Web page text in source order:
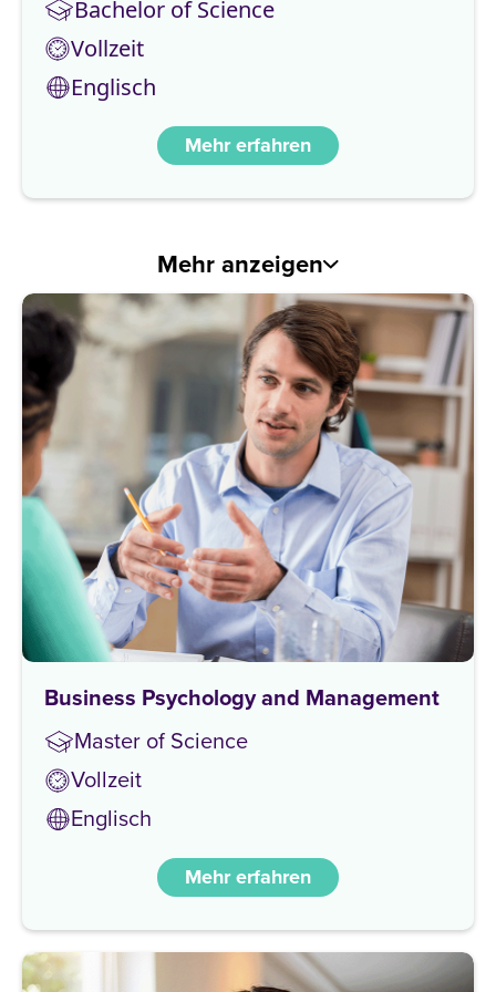
Bachelor of Science
Vollzeit
Englisch
Mehr erfahren
Mehr anzeigen
Business Psychology and Management
Master of Science
Vollzeit
Englisch
Mehr erfahren